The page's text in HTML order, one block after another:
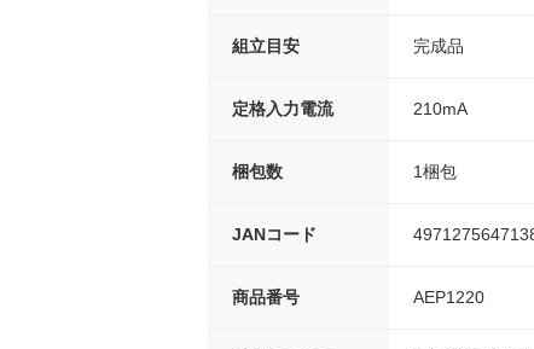
組立目安 完成品
定格入力電流 210mA
梱包数 1梱包
JANコード
商品番号 AEP1220